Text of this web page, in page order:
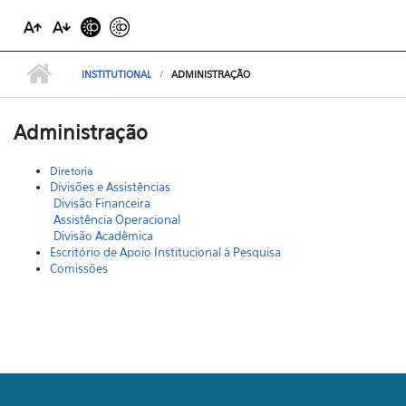
INSTITUTIONAL ADMINISTRAÇÃO
Administração
Diretoria
Divisões e Assistências
Divisão Financeira
Assistência Operacional
Divisão Acadêmica
Escritório de Apoio Institucional à Pesquisa
Comissões